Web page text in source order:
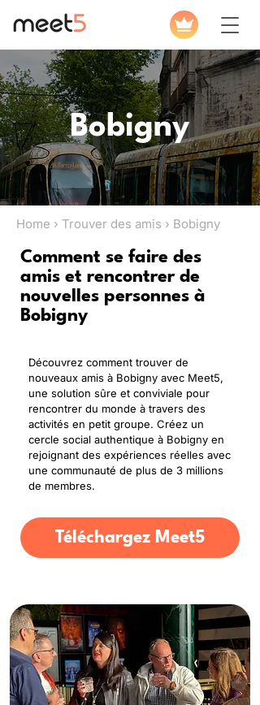
Bobigny
Home › Trouver des amis › Bobigny
Comment se faire des
amis et rencontrer de
nouvelles personnes à
Bobigny
Découvrez comment trouver de
nouveaux amis à Bobigny avec Meet5,
une solution sûre et conviviale pour
rencontrer du monde à travers des
activités en petit groupe. Créez un
cercle social authentique à Bobigny en
rejoignant des expériences réelles avec
une communauté de plus de 3 millions
de membres.
Téléchargez Meet5